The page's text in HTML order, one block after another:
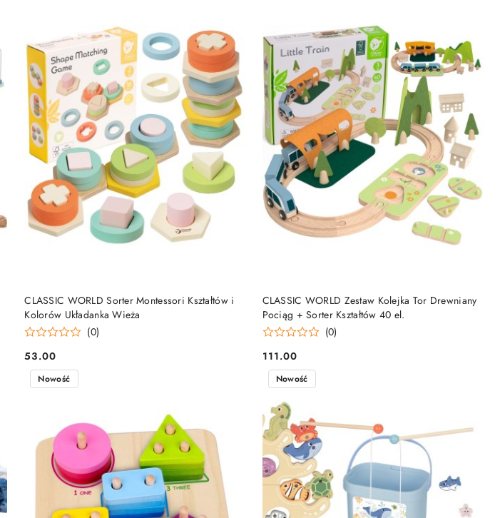
CLASSIC WORLD Sorter Montessori Kształtów i
Kolorów Układanka Wieża
(0)
Cena:
53.00
DO KOSZYKA
CLASSIC WORLD Zestaw Kolejka Tor Drewniany
Pociąg + Sorter Kształtów 40 el.
(0)
Cena:
111.00
DO KOSZYKA
Nowość Nowość